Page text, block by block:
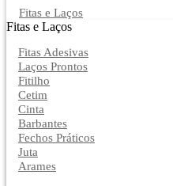
Fitas e Laços
Fitas e Laços
Fitas Adesivas
Laços Prontos
Fitilho
Cetim
Cinta
Barbantes
Fechos Práticos
Juta
Arames